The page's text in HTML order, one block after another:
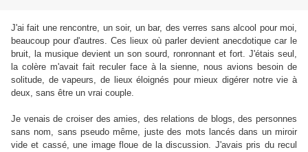
J'ai fait une rencontre, un soir, un bar, des verres sans alcool pour moi,
beaucoup pour d'autres. Ces lieux où parler devient anecdotique car le
bruit, la musique devient un son sourd, ronronnant et fort. J'étais seul,
la colère m'avait fait reculer face à la sienne, nous avions besoin de
solitude, de vapeurs, de lieux éloignés pour mieux digérer notre vie à
deux, sans être un vrai couple.
Je venais de croiser des amies, des relations de blogs, des personnes
sans nom, sans pseudo même, juste des mots lancés dans un miroir
vide et cassé, une image floue de la discussion. J'avais pris du recul